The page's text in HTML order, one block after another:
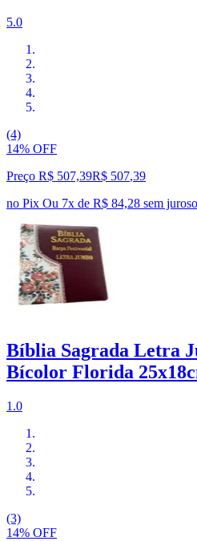
5.0
(4)
14% OFF
Preço R$ 507,39R$ 507,39
no Pix Ou 7x de R$ 84,28 sem juros
Bíblia Sagrada Letra
Bícolor Florida
1.0
(3)
14% OFF